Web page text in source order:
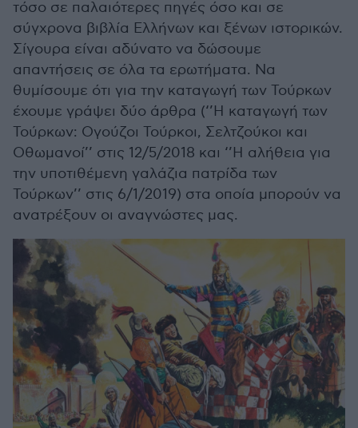
τόσο σε παλαιότερες πηγές όσο και σε
σύγχρονα βιβλία Ελλήνων και ξένων ιστορικών.
Σίγουρα είναι αδύνατο να δώσουμε
απαντήσεις σε όλα τα ερωτήματα. Να
θυμίσουμε ότι για την καταγωγή των Τούρκων
έχουμε γράψει δύο άρθρα (‘’Η καταγωγή των
Τούρκων: Ογούζοι Τούρκοι, Σελτζούκοι και
Οθωμανοί’’ στις 12/5/2018 και ‘’Η αλήθεια για
την υποτιθέμενη γαλάζια πατρίδα των
Τούρκων’’ στις 6/1/2019) στα οποία μπορούν να
ανατρέξουν οι αναγνώστες μας.